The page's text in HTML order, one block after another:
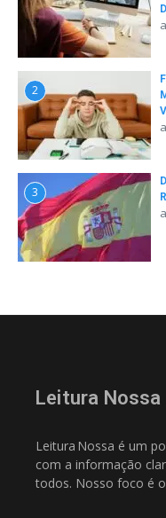
2
3
Leitura Nossa
Leitura Nossa é um
com a informação
todos. Nosso foco é